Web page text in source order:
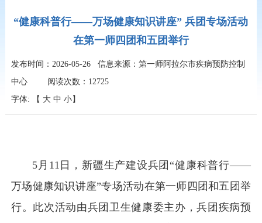
“健康科普行——万场健康知识讲座” 兵团专场活动
在第一师四团和五团举行
发布时间：2026-05-26
信息来源：第一师阿拉尔市疾病预防控制
中心
阅读次数： 12725
字体: 【 大 中 小】
5月11日，新疆生产建设兵团“健康科普行——
万场健康知识讲座”专场活动在第一师四团和五团举
行。此次活动由兵团卫生健康委主办，兵团疾病预